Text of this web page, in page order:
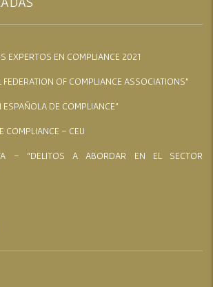
EXPERTOS EN COMPLIANCE 2021
FEDERATION OF COMPLIANCE ASSOCIATIONS”
DE COMPLIANCE”
COMPLIANCE – CEU
– “DELITOS A ABORDAR EN EL SECTOR